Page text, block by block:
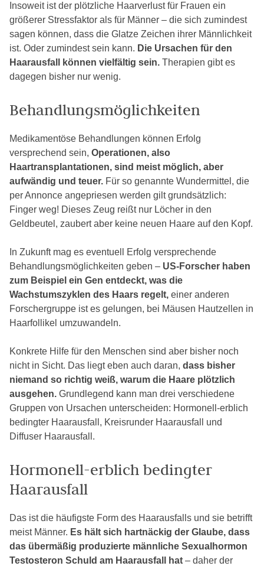
Insoweit ist der plötzliche Haarverlust für Frauen ein
größerer Stressfaktor als für Männer – die sich zumindest
sagen können, dass die Glatze Zeichen ihrer Männlichkeit
ist. Oder zumindest sein kann. Die Ursachen für den
Haarausfall können vielfältig sein. Therapien gibt es
dagegen bisher nur wenig.
Behandlungsmöglichkeiten
Medikamentöse Behandlungen können Erfolg
versprechend sein, Operationen, also
Haartransplantationen, sind meist möglich, aber
aufwändig und teuer. Für so genannte Wundermittel, die
per Annonce angepriesen werden gilt grundsätzlich:
Finger weg! Dieses Zeug reißt nur Löcher in den
Geldbeutel, zaubert aber keine neuen Haare auf den Kopf.
In Zukunft mag es eventuell Erfolg versprechende
Behandlungsmöglichkeiten geben – US-Forscher haben
zum Beispiel ein Gen entdeckt, was die
Wachstumszyklen des Haars regelt, einer anderen
Forschergruppe ist es gelungen, bei Mäusen Hautzellen in
Haarfollikel umzuwandeln.
Konkrete Hilfe für den Menschen sind aber bisher noch
nicht in Sicht. Das liegt eben auch daran, dass bisher
niemand so richtig weiß, warum die Haare plötzlich
ausgehen. Grundlegend kann man drei verschiedene
Gruppen von Ursachen unterscheiden: Hormonell-erblich
bedingter Haarausfall, Kreisrunder Haarausfall und
Diffuser Haarausfall.
Hormonell-erblich bedingter
Haarausfall
Das ist die häufigste Form des Haarausfalls und sie betrifft
meist Männer. Es hält sich hartnäckig der Glaube, dass
das übermäßig produzierte männliche Sexualhormon
Testosteron Schuld am Haarausfall hat – daher der